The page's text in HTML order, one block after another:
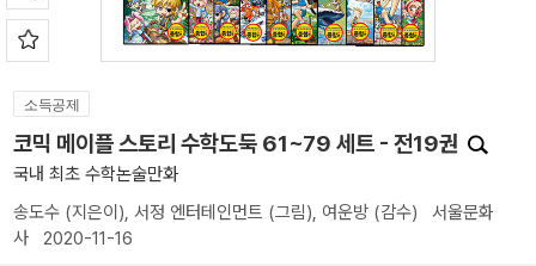
소득공제
코믹 메이플 스토리 수학도둑 61~79 세트 - 전19권
국내 최초 수학논술만화
송도수 (지은이), 서정 엔터테인먼트 (그림), 여운방 (감수) 서울문화
사 2020-11-16